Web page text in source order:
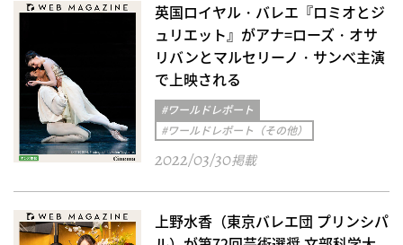
英国ロイヤル・バレエ『ロミオとジ
ュリエット』がアナ=ローズ・オサ
リバンとマルセリーノ・サンべ主演
で上映される
#ワールドレポート
#ワールドレポート（その他）
2022/03/30掲載
上野水香（東京バレエ団 プリンシパ